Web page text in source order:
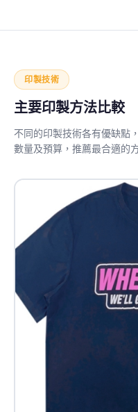
印製技術
主要印製方法比較
不同的印製技術各有優缺點
數量及預算，推薦最合適的